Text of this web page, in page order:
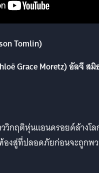
Tomlin)
Grace Moretz) อัลจี สมิ
วิกฤติหุ่นแอนดรอยด์ล้างโ
องสู่ที่ปลอดภัยก่อนจะถูกพ